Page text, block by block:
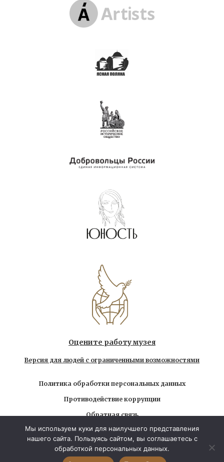
Оцените работу музея
Версия для людей с ограниченными возможностями
Политика обработки персональных данных
Противодействие коррупции
Обратная связь
Использование любых находящихся на сайте
материалов без официального разрешения запрещено
© 2026 Государственный музей-заповедник Л.Н.
Толстого. Все права защищены
Мы используем куки для наилучшего представления
нашего сайта. Пользуясь сайтом, вы соглашаетесь с
обработкой персональных данных.